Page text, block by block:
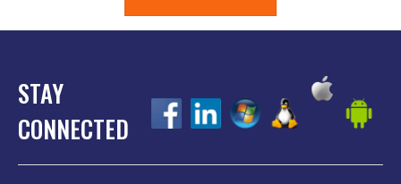
STAY
CONNECTED